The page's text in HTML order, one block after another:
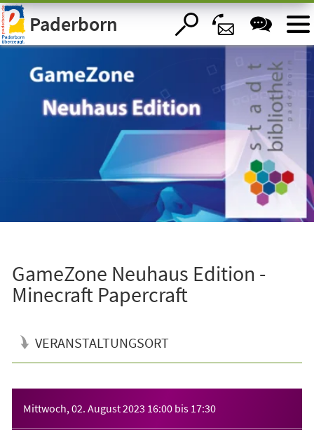
Visuelle
Assistenzsoftware
öffnen.Paderborn
GameZone Neuhaus Edition -
Minecraft Papercraft
VERANSTALTUNGSORT
Mittwoch, 02. August 2023 16:00 bis 17:30